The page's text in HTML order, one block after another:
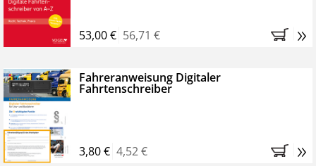
53,00 € 56,71 € »
Fahreranweisung Digitaler
Fahrtenschreiber
3,80 € 4,52 € »